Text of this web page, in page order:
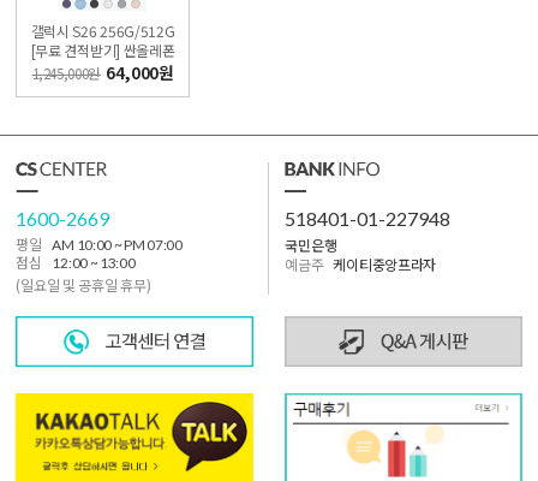
갤럭시 S26 256G/512G
[무료 견적받기] 싼올레폰
1,245,000원 64,000원
1600-2669
평일
AM 10:00 ~ PM 07:00
점심
12:00 ~ 13:00
(일요일 및 공휴일 휴무)
518401-01-227948
국민은행
예금주 케이티중앙프라자